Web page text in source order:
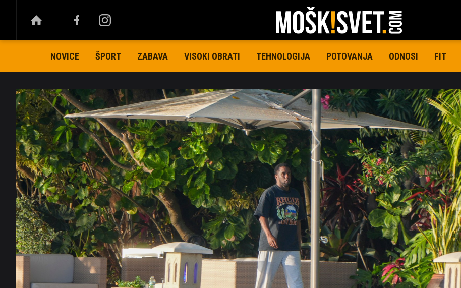
NOVICE ŠPORT ZABAVA VISOKI OBRATI TEHNOLOGIJA POTOVANJA ODNOSI FIT